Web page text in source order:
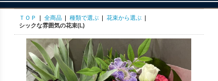
ＴＯＰ 全商品 種類で選ぶ 花束から選ぶ
シックな雰囲気の花束(L)